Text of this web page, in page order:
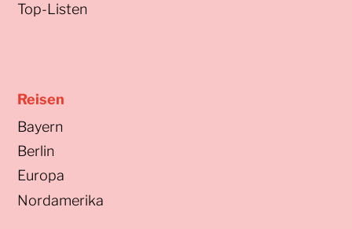
Top-Listen
Reisen
Bayern
Berlin
Europa
Nordamerika